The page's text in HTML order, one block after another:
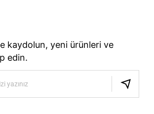
kaydolun, yeni ürünleri ve
edin.